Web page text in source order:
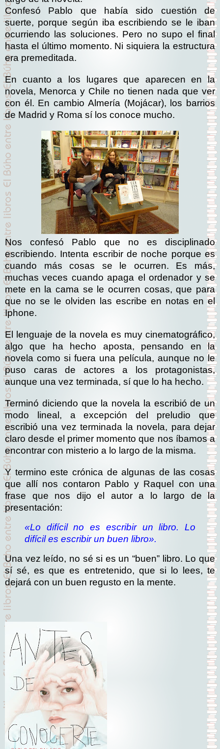
Confesó Pablo que había sido cuestión de
suerte, porque según iba escribiendo se le iban
ocurriendo las soluciones. Pero no supo el final
hasta el último momento. Ni siquiera la estructura
era premeditada.
En cuanto a los lugares que aparecen en la
novela, Menorca y Chile no tienen nada que ver
con él. En cambio Almería (Mojácar), los barrios
de Madrid y Roma sí los conoce mucho.
Nos confesó Pablo que no es disciplinado
escribiendo. Intenta escribir de noche porque es
cuando más cosas se le ocurren. Es más,
muchas veces cuando apaga el ordenador y se
mete en la cama se le ocurren cosas, que para
que no se le olviden las escribe en notas en el
Iphone.
El lenguaje de la novela es muy cinematográfico,
algo que ha hecho aposta, pensando en la
novela como si fuera una película, aunque no le
puso caras de actores a los protagonistas,
aunque una vez terminada, sí que lo ha hecho.
Terminó diciendo que la novela la escribió de un
modo lineal, a excepción del preludio que
escribió una vez terminada la novela, para dejar
claro desde el primer momento que nos íbamos a
encontrar con misterio a lo largo de la misma.
Y termino este crónica de algunas de las cosas
que allí nos contaron Pablo y Raquel con una
frase que nos dijo el autor a lo largo de la
presentación:
«Lo difícil no es escribir un libro. Lo
difícil es escribir un buen libro».
Una vez leído, no sé si es un “buen” libro. Lo que
sí sé, es que es entretenido, que si lo lees, te
dejará con un buen regusto en la mente.